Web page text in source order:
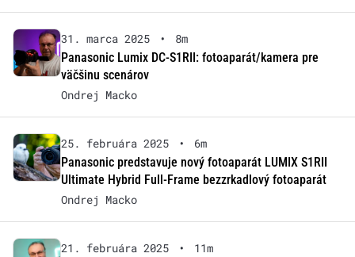
31. marca 2025 •
8m
Panasonic Lumix DC-S1RII: fotoaparát/kamera pre
väčšinu scenárov
Ondrej Macko
25. februára 2025 •
6m
Panasonic predstavuje nový fotoaparát LUMIX S1RII
Ultimate Hybrid Full-Frame bezzrkadlový fotoaparát
Ondrej Macko
21. februára 2025 •
11m